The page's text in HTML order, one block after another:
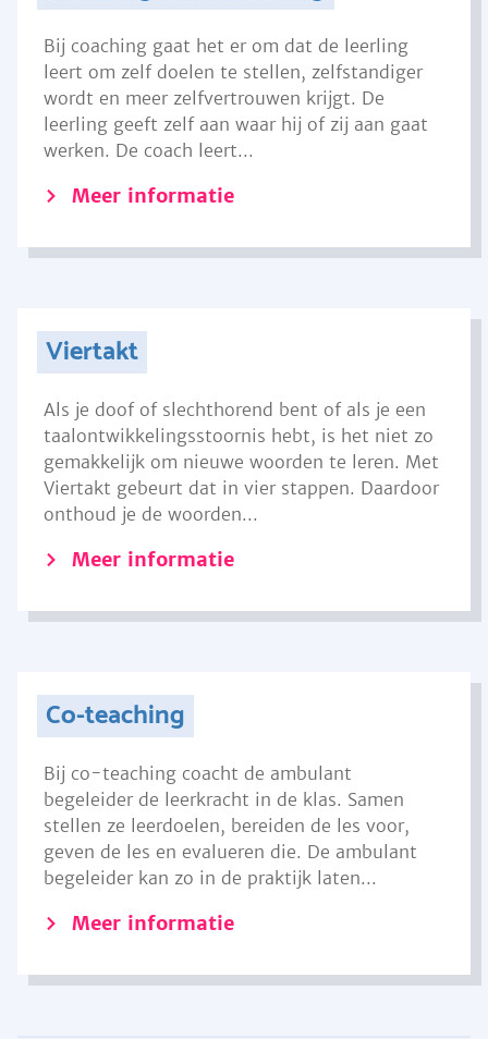
Bij coaching gaat het er om dat de leerling
leert om zelf doelen te stellen, zelfstandiger
wordt en meer zelfvertrouwen krijgt. De
leerling geeft zelf aan waar hij of zij aan gaat
werken. De coach leert...
Meer informatie
Viertakt
Als je doof of slechthorend bent of als je een
taalontwikkelingsstoornis hebt, is het niet zo
gemakkelijk om nieuwe woorden te leren. Met
Viertakt gebeurt dat in vier stappen. Daardoor
onthoud je de woorden...
Meer informatie
Co-teaching
Bij co-teaching coacht de ambulant
begeleider de leerkracht in de klas. Samen
stellen ze leerdoelen, bereiden de les voor,
geven de les en evalueren die. De ambulant
begeleider kan zo in de praktijk laten...
Meer informatie